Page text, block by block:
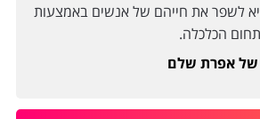
לשפר את חייהם של אנשים באמצעות
הכלכלה.